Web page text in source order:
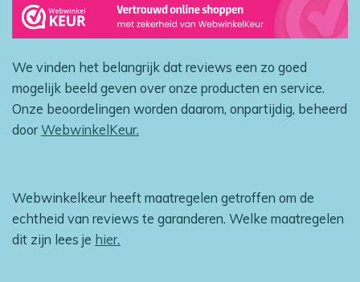
We vinden het belangrijk dat reviews een zo goed
mogelijk beeld geven over onze producten en service.
Onze beoordelingen worden daarom, onpartijdig, beheerd
doorWebwinkelKeur.
Webwinkelkeur heeft maatregelen getroffen om de
echtheid van reviews te garanderen. Welke maatregelen
dit zijn lees je hier.